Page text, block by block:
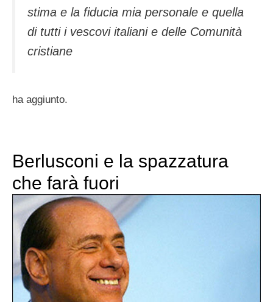
stima e la fiducia mia personale e quella
di tutti i vescovi italiani e delle Comunità
cristiane
ha aggiunto.
Berlusconi e la spazzatura
che farà fuori